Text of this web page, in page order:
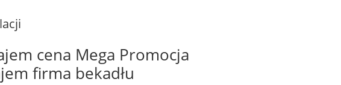
cena Mega Promocja
firma bekadłu